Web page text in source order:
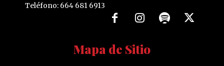
Teléfono: 664 681 6913
Mapa de Sitio